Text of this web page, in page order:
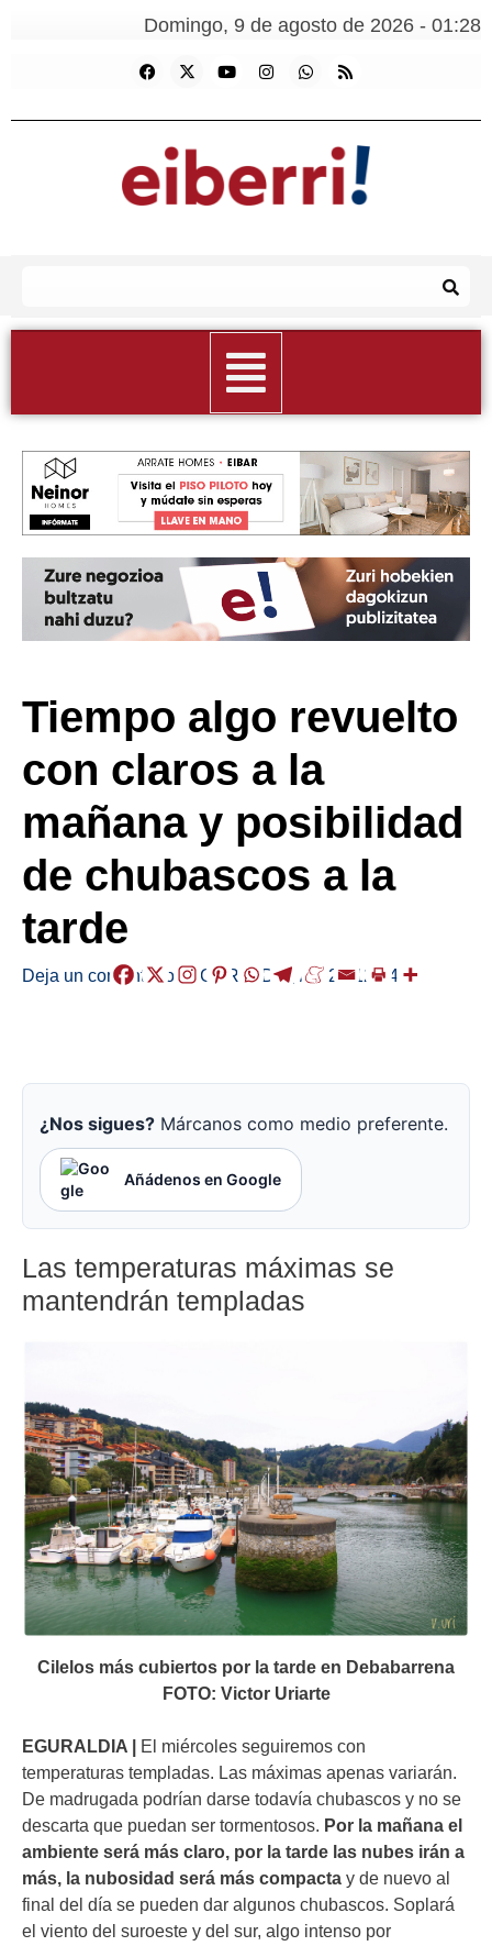
Domingo, 9 de agosto de 2026 - 01:28
Tiempo algo revuelto
con claros a la
mañana y posibilidad
de chubascos a la
tarde
Deja un comentario /EGURALDIA, /2022-12-14
¿Nos sigues? Márcanos como medio preferente.
Añádenos en Google
Las temperaturas máximas se
mantendrán templadas
Cilelos más cubiertos por la tarde en Debabarrena
FOTO: Victor Uriarte
EGURALDIA | El miércoles seguiremos con
temperaturas templadas. Las máximas apenas variarán.
De madrugada podrían darse todavía chubascos y no se
descarta que puedan ser tormentosos. Por la mañana el
ambiente será más claro, por la tarde las nubes irán a
más, la nubosidad será más compacta y de nuevo al
final del día se pueden dar algunos chubascos. Soplará
el viento del suroeste y del sur, algo intenso por